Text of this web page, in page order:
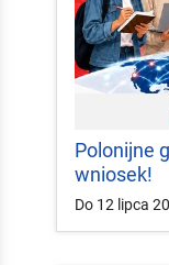
Polonijne
wniosek!
Do 12 lipca